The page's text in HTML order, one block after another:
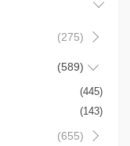
(275)
(589)
(445)
(143)
(655)